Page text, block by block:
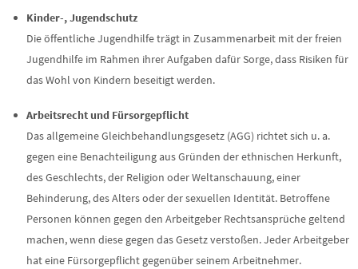
Kinder-, Jugendschutz
Die öffentliche Jugendhilfe trägt in Zusammenarbeit mit der freien
Jugendhilfe im Rahmen ihrer Aufgaben dafür Sorge, dass Risiken für
das Wohl von Kindern beseitigt werden.
Arbeitsrecht und Fürsorgepflicht
Das allgemeine Gleichbehandlungsgesetz (AGG) richtet sich u. a.
gegen eine Benachteiligung aus Gründen der ethnischen Herkunft,
des Geschlechts, der Religion oder Weltanschauung, einer
Behinderung, des Alters oder der sexuellen Identität. Betroffene
Personen können gegen den Arbeitgeber Rechtsansprüche geltend
machen, wenn diese gegen das Gesetz verstoßen. Jeder Arbeitgeber
hat eine Fürsorgepflicht gegenüber seinem Arbeitnehmer.